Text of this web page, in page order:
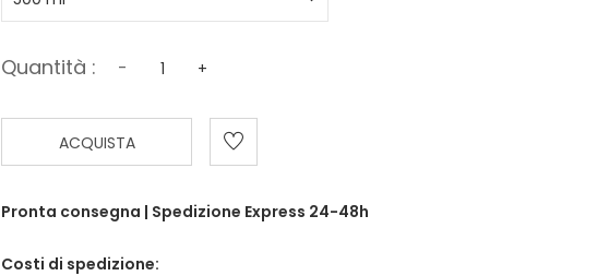
Quantità : - +
ACQUISTA
Pronta consegna | Spedizione Express 24-48h
Costi di spedizione: